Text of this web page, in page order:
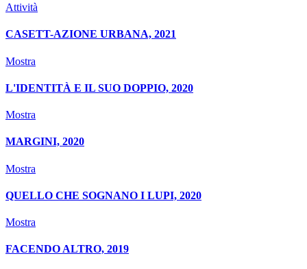
Attività
CASETT-AZIONE URBANA, 2021
Mostra
L'IDENTITÀ E IL SUO DOPPIO, 2020
Mostra
MARGINI, 2020
Mostra
QUELLO CHE SOGNANO I LUPI, 2020
Mostra
FACENDO ALTRO, 2019